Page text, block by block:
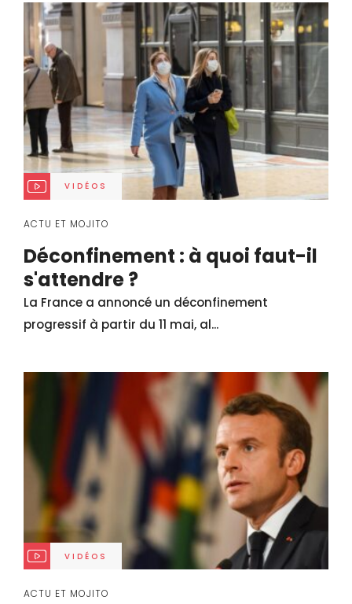
VIDÉOS
ACTU ET MOJITO
Déconfinement : à quoi faut-il
s'attendre ?
La France a annoncé un déconfinement
progressif à partir du 11 mai, al...
VIDÉOS
ACTU ET MOJITO